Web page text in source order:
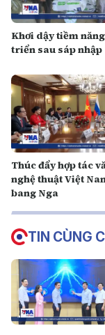
Khơi dậy tiềm
triển sau sáp nhập
Thúc đẩy hợp tác
nghệ thuật Việt
bang Nga
TIN CÙNG